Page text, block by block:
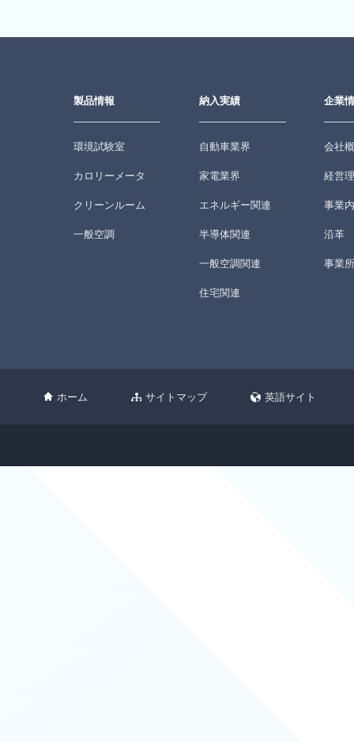
製品情報
環境試験室
カロリーメータ
クリーンルーム
一般空調
納入実績
自動車業界
家電業界
エネルギー関連
半導体関連
一般空調関連
住宅関連
企業
会社
経営
事業
沿革
事業
ホーム サイトマップ 英語サイト